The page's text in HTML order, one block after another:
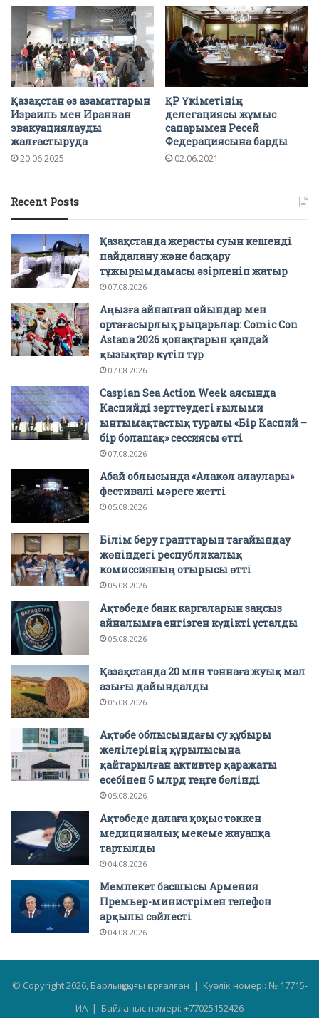
Қазақстан өз азаматтарын
Израиль мен Ираннан
эвакуациялауды
жалғастыруда
20.06.2025
ҚР Үкіметінің
делегациясы жұмыс
сапарымен Ресей
Федерациясына барды
02.06.2021
Recent Posts
Қазақстанда жерасты суын кешенді
пайдалану және басқару
тұжырымдамасы әзірленіп жатыр
07.08.2026
Аңызға айналған ойындар мен
ортағасырлық рыцарьлар: Comic Con
Astana 2026 қонақтарын қандай
қызықтар күтіп тұр
07.08.2026
Caspian Sea Action Week аясында
Каспийді зерттеудегі ғылыми
ынтымақтастық туралы «Бір Каспий –
бір болашақ» сессиясы өтті
07.08.2026
Абай облысында «Алакөл алаулары»
фестивалі мәреге жетті
05.08.2026
Білім беру гранттарын тағайындау
жөніндегі республикалық
комиссияның отырысы өтті
05.08.2026
Ақтөбеде банк карталарын заңсыз
айналымға енгізген күдікті ұсталды
05.08.2026
Қазақстанда 20 млн тоннаға жуық мал
азығы дайындалды
05.08.2026
Ақтөбе облысындағы су құбыры
желілерінің құрылысына
қайтарылған активтер қаражаты
есебінен 5 млрд теңге бөлінді
05.08.2026
Ақтөбеде далаға қоқыс төккен
медициналық мекеме жауапқа
тартылды
04.08.2026
Мемлекет басшысы Армения
Премьер-министрімен телефон
арқылы сөйлесті
04.08.2026
© Copyright 2026, Барлық құқығы қорғалған | Куәлік номері: № 17715-
ИА | Байланыс номері: +77025152426